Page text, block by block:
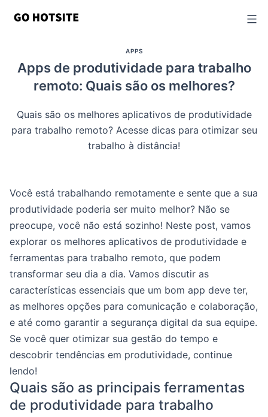
conteúdo
APPS
Apps de produtividade para trabalho
remoto: Quais são os melhores?
Quais são os melhores aplicativos de produtividade
para trabalho remoto? Acesse dicas para otimizar seu
trabalho à distância!
Você está trabalhando remotamente e sente que a sua
produtividade poderia ser muito melhor? Não se
preocupe, você não está sozinho! Neste post, vamos
explorar os melhores aplicativos de produtividade e
ferramentas para trabalho remoto, que podem
transformar seu dia a dia. Vamos discutir as
características essenciais que um bom app deve ter,
as melhores opções para comunicação e colaboração,
e até como garantir a segurança digital da sua equipe.
Se você quer otimizar sua gestão do tempo e
descobrir tendências em produtividade, continue
lendo!
Quais são as principais ferramentas
de produtividade para trabalho